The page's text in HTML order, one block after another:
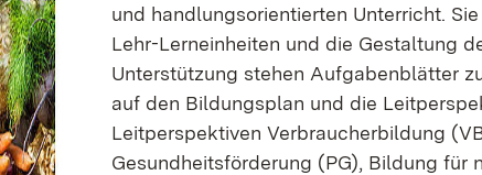
und handlungsorientierten Unterricht.
Lehr-Lerneinheiten und die Gestaltung
Unterstützung stehen Aufgabenblätter
auf den Bildungsplan und die
Leitperspektiven Verbraucherbildung
Gesundheitsförderung (PG), Bildung für